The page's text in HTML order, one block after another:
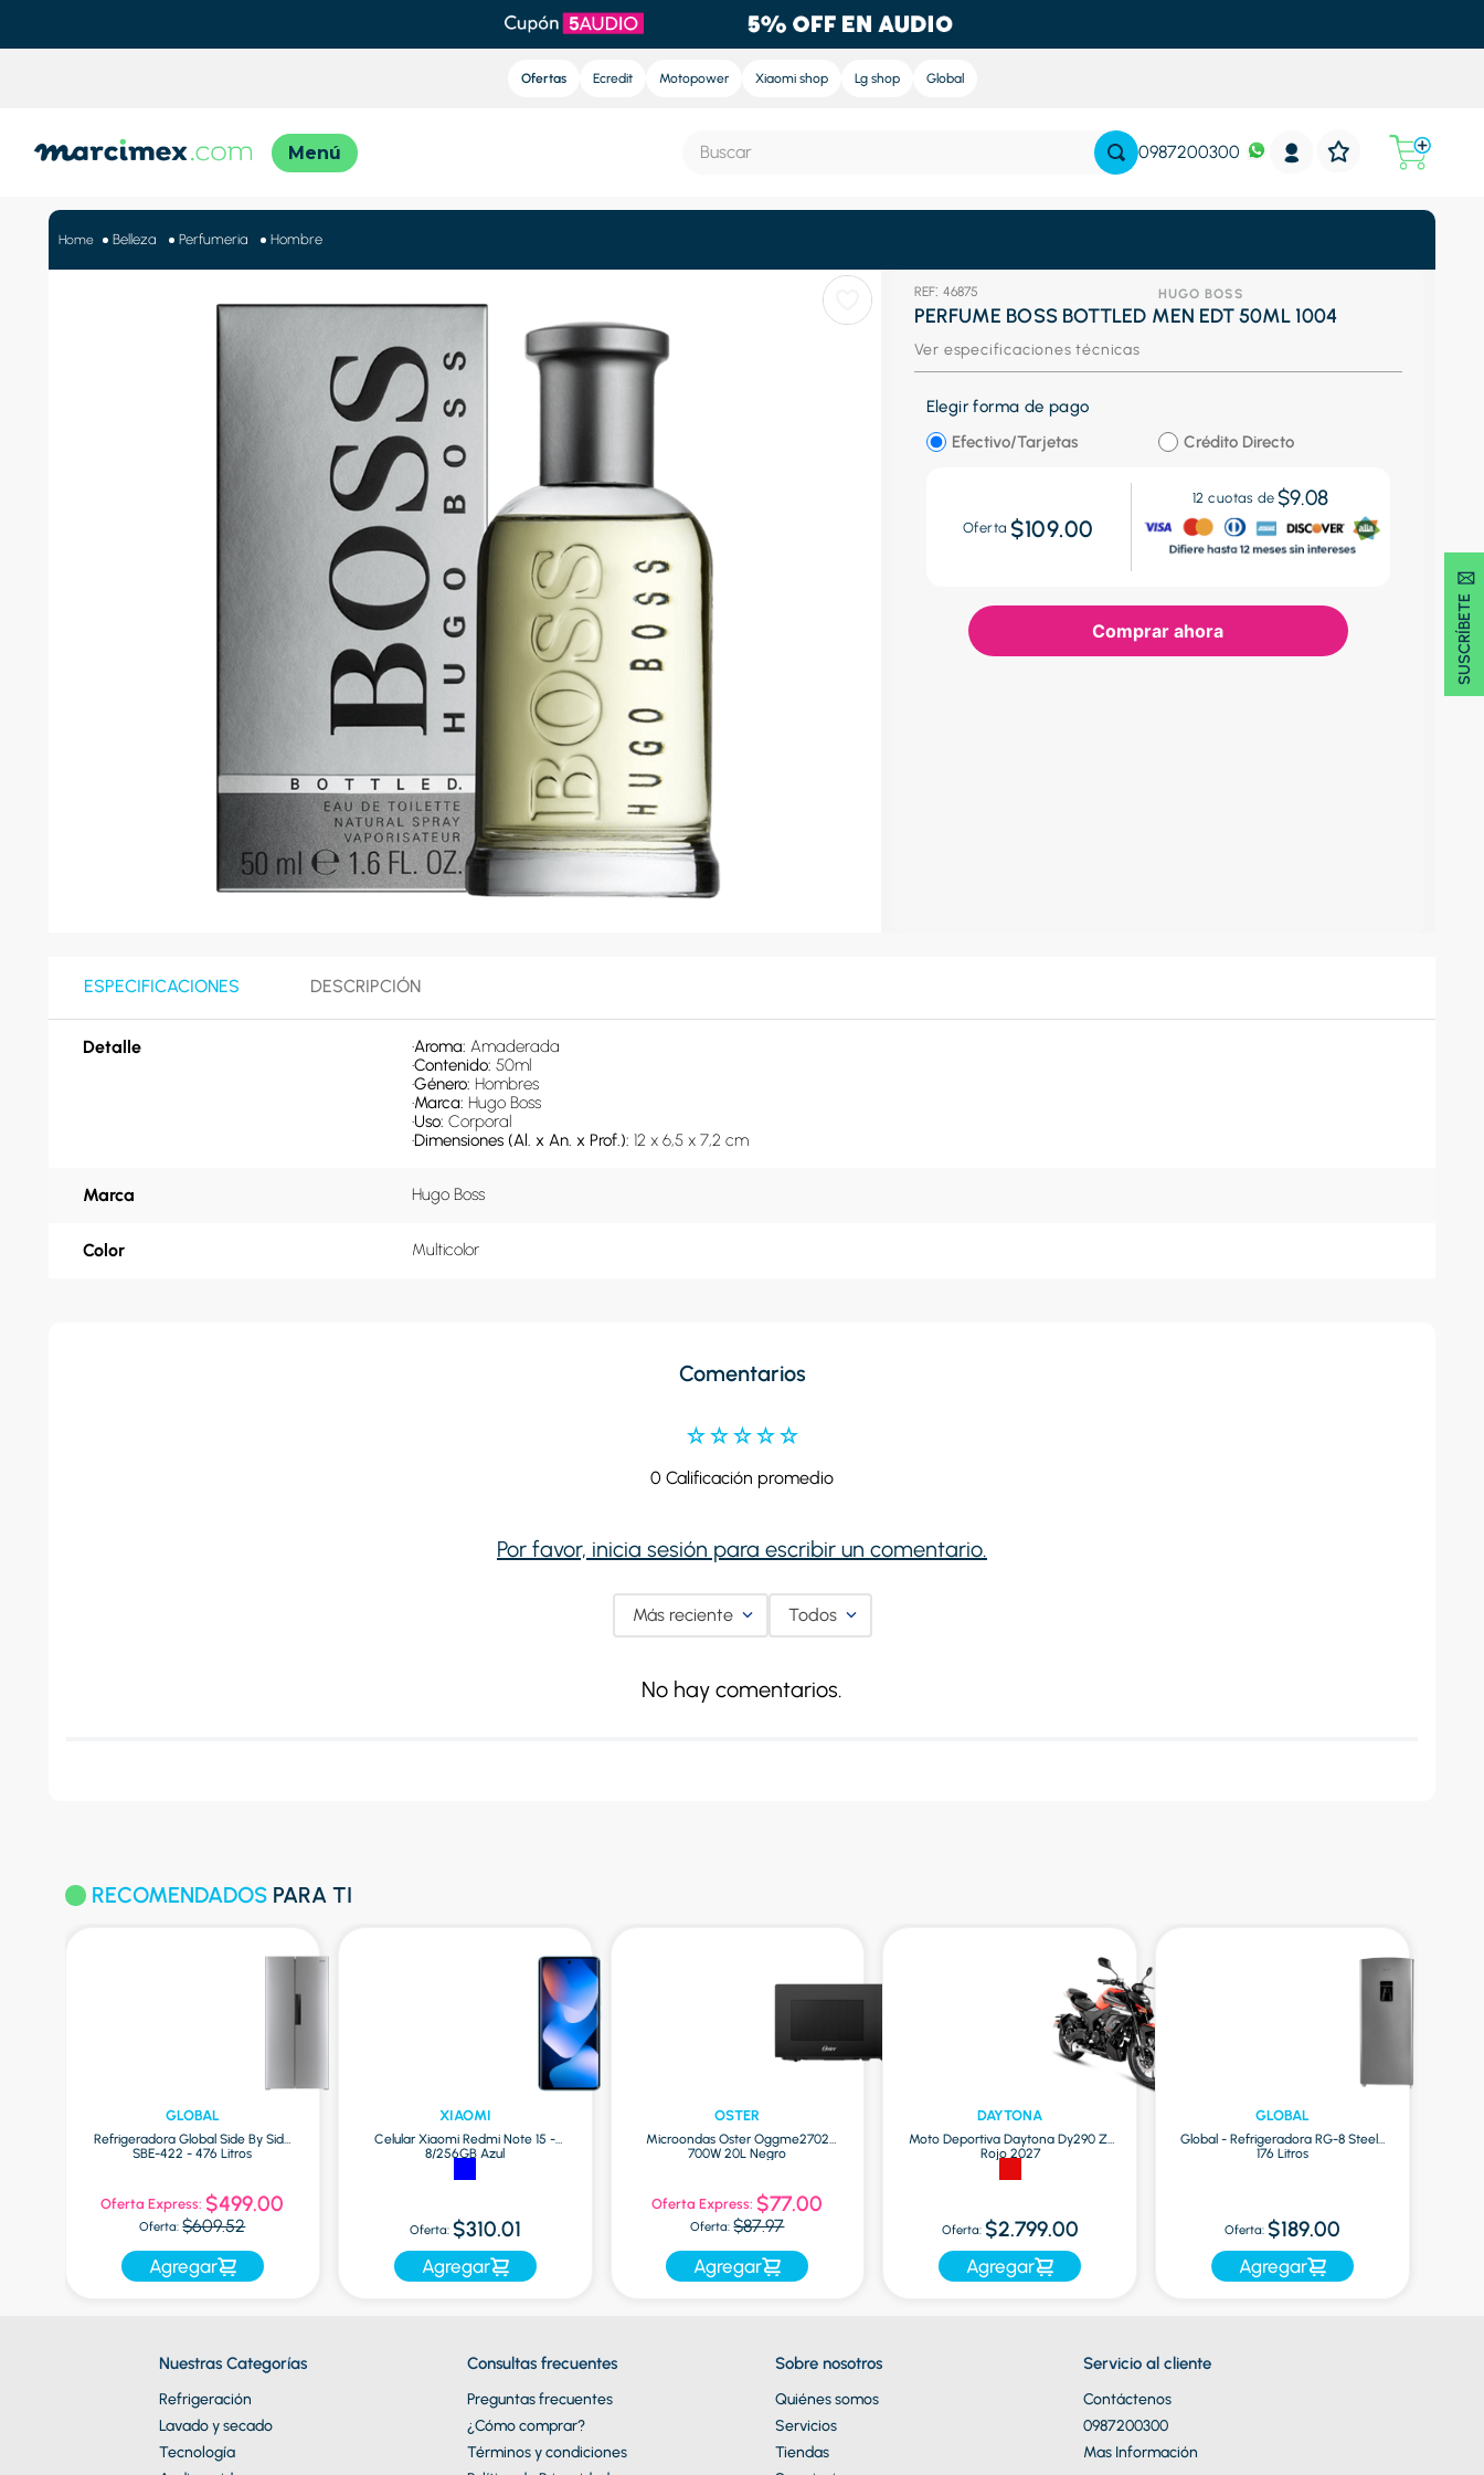
Ofertas Ecredit Motopower Xiaomi shop Lg shop Global
0987200300
SUSCRÍBETE 🖂
Belleza Perfumeria Hombre
: 46875 HUGO BOSS
PERFUME BOSS BOTTLED MEN EDT 50ML 1004
Ver especificaciones técnicas
Elegir forma de pago
Efectivo/Tarjetas
Crédito Directo
Oferta $109.00
12 cuotas de $9.08
Comprar ahora
ESPECIFICACIONES DESCRIPCIÓN
Detalle •Aroma: Amaderada
•Contenido: 50ml
•Género: Hombres
•Marca: Hugo Boss
•Uso: Corporal
•Dimensiones (Al. x An. x Prof.): 12 x 6,5 x 7,2 cm
Marca Hugo Boss
Color Multicolor
Comentarios
☆☆☆☆☆
0 Calificación promedio
Por favor, inicia sesión para escribir un comentario.
Más reciente Todos
No hay comentarios.
RECOMENDADOS PARA TI
GLOBAL
Refrigeradora Global Side By Side
SBE-422 - 476 Litros
Oferta Express: $499.00
Oferta: $609.52
Agregar
XIAOMI
Celular Xiaomi Redmi Note 15 -
8/256GB Azul
Oferta: $310.01
Agregar
OSTER
Microondas Oster Oggme2702
700W 20L Negro
Oferta Express: $77.00
Oferta: $87.97
Agregar
DAYTONA
Moto Deportiva Daytona Dy290 Zr
Rojo 2027
Oferta: $2.799.00
Agregar
GLOBAL
Global - Refrigeradora RG-8 Steel |
176 Litros
Oferta: $189.00
Agregar
Nuestras Categorías
Refrigeración
Lavado y secado
Tecnología
Consultas frecuentes
Preguntas frecuentes
¿Cómo comprar?
Términos y condiciones
Sobre nosotros
Quiénes somos
Servicios
Tiendas
Servicio al cliente
Contáctenos
0987200300
Mas Información
2.
moto
3.
iphone
lavadora
5.
6
england sound
7.
refrigeradora
8.
celulares
9
cocina
10
congelador